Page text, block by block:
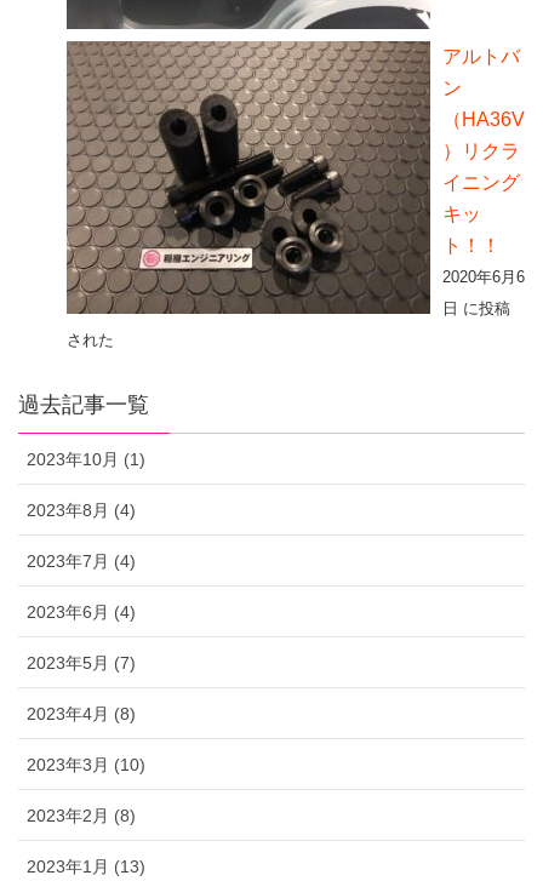
アルトバ
ン
（HA36V
）リクラ
イニング
キッ
ト！！
2020年6月6
日 に投稿
された
過去記事一覧
2023年10月 (1)
2023年8月 (4)
2023年7月 (4)
2023年6月 (4)
2023年5月 (7)
2023年4月 (8)
2023年3月 (10)
2023年2月 (8)
2023年1月 (13)